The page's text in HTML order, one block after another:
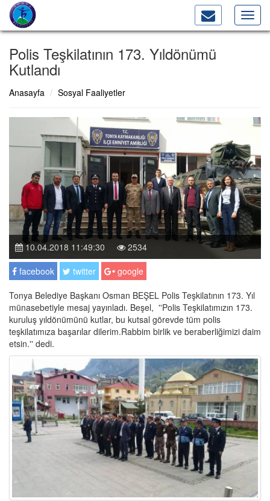
Polis Teşkilatının 173. Yıldönümü
Kutlandı
Anasayfa Sosyal Faaliyetler
10.04.2018 11:49:30
2534
facebook
twitter
google
Tonya Belediye Başkanı Osman BEŞEL Polis Teşkilatının 173. Yıl
münasebetiyle mesaj yayınladı. Beşel, ''Polis Teşkilatımızın 173.
kuruluş yıldönümünü kutlar, bu kutsal görevde tüm polis
teşkilatımıza başarılar dilerim.Rabbim birlik ve beraberliğimizi daim
etsin.'' dedi.